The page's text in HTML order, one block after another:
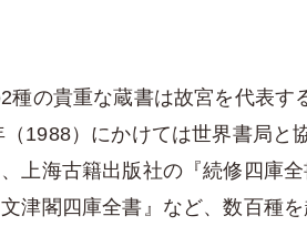
の貴重な蔵書は故宮を代表す
1988）にかけては世界書局と
上海古籍出版社の『続修四庫
津閣四庫全書』など、数百種